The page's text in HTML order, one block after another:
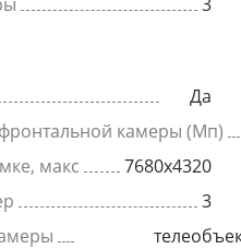
Да
камеры (Мп)
макс
7680x4320
3